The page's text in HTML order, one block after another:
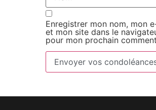
Enregistrer mon nom, mon
et mon site dans le
pour mon prochain
Envoyer vos